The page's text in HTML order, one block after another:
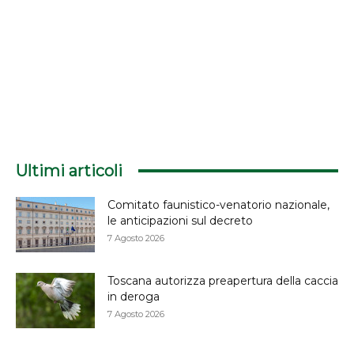
Ultimi articoli
Comitato faunistico-venatorio nazionale,
le anticipazioni sul decreto
7 Agosto 2026
Toscana autorizza preapertura della caccia
in deroga
7 Agosto 2026